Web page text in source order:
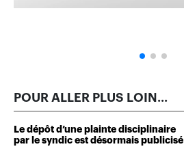
POUR ALLER PLUS LOIN...
Le dépôt d’une plainte disciplinaire
par le syndic est désormais publicisé